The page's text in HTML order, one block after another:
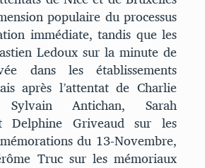
populaire du processus
immédiate, tandis que les
Ledoux sur la minute de
dans les établissements
après l’attentat de Charlie
Antichan, Sarah
Delphine Griveaud sur les
du 13-Novembre,
Truc sur les mémoriaux